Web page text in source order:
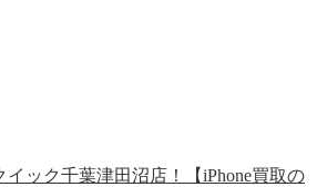
イック千葉津田沼店！【iPhone買取の